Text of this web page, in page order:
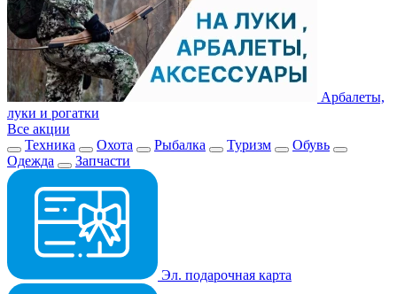
Арбалеты,
луки и рогатки
Все акции
Техника
Охота Рыбалка Туризм
Обувь
Одежда
Запчасти
Эл. подарочная карта